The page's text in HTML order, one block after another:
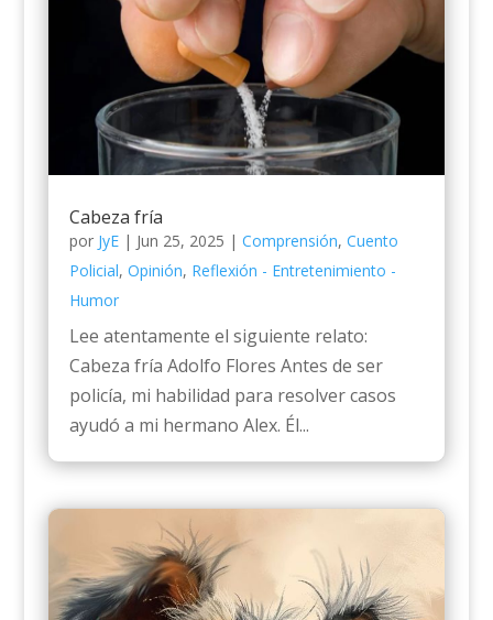
Cabeza fría
por JyE| Jun 25, 2025 | Comprensión, Cuento
Policial, Opinión, Reflexión - Entretenimiento -
Humor
Lee atentamente el siguiente relato:
Cabeza fría Adolfo Flores Antes de ser
policía, mi habilidad para resolver casos
ayudó a mi hermano Alex. Él...